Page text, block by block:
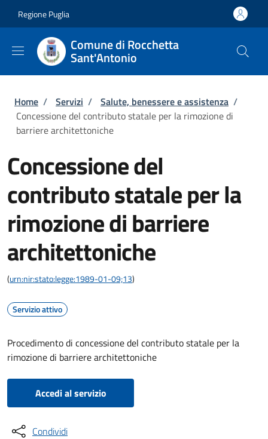
Regione Puglia
Comune di Rocchetta
Sant'Antonio
Briciole di pane
Home / Servizi / Salute, benessere e assistenza /
Concessione del contributo statale per la rimozione di
barriere architettoniche
Concessione del
contributo statale per la
rimozione di barriere
architettoniche
(urn:nir:stato:legge:1989-01-09;13)
Servizio attivo
Procedimento di concessione del contributo statale per la
rimozione di barriere architettoniche
Accedi al servizio
Condividi